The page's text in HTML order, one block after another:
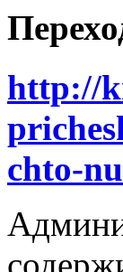
http://
chto-